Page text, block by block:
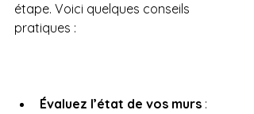
étape. Voici quelques conseils
pratiques :
Évaluez l’état de vos murs :